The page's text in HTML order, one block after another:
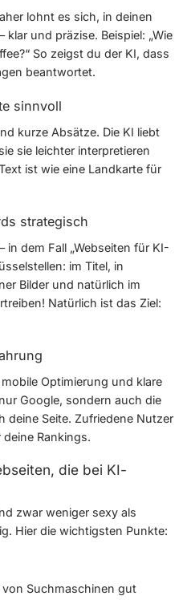
lohnt es sich, in deinen
und präzise. Beispiel: „Wie
So zeigst du der KI, dass
beantwortet.
sinnvoll
kurze Absätze. Die KI liebt
sie leichter interpretieren
ist wie eine Landkarte für
strategisch
in dem Fall „Webseiten für KI-
im Titel, in
Bilder und natürlich im
Natürlich ist das Ziel:
Optimierung und klare
Google, sondern auch die
deine Seite. Zufriedene Nutzer
Rankings.
die bei KI-
zwar weniger sexy als
Hier die wichtigsten Punkte:
von Suchmaschinen gut